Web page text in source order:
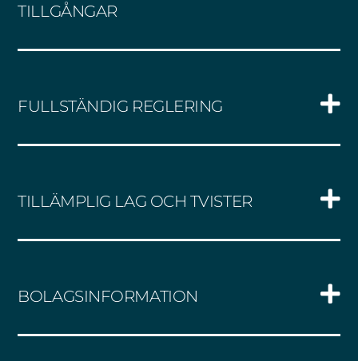
TILLGÅNGAR
FULLSTÄNDIG REGLERING
TILLÄMPLIG LAG OCH TVISTER
BOLAGSINFORMATION